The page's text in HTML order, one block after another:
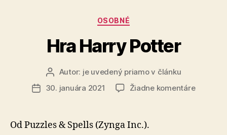
Kategórie
OSOBNÉ
Hra Harry Potter
Autor
článku
Autor: je uvedený priamo v článku
Dátum30. januára 2021 Žiadne komentárena
Od Puzzles & Spells (Zynga Inc.).